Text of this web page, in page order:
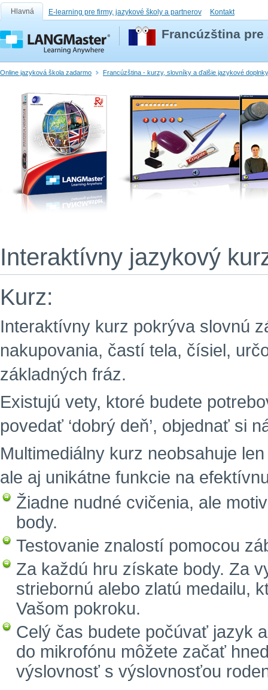
Hlavná E-learning pre firmy, jazykové školy a partnerov Kontakt
Francúzština
Online jazyková škola zadarmo Francúzština - kurzy, slovníky a ďalšie jazykové doplnky
Interaktívny jazykový
Kurz:
Interaktívny kurz pokrýva slovnú
nakupovania, častí tela, čísiel,
základných fráz.
Existujú vety, ktoré budete
povedať ‘dobrý deň’, objednať si
Multimediálny kurz neobsahuje
ale aj unikátne funkcie na
Žiadne nudné cvičenia, ale
body.
Testovanie znalostí pomocou
Za každú hru získate body. Za
striebornú alebo zlatú medailu,
Vašom pokroku.
Celý čas budete počúvať jazyk
do mikrofónu môžete začať
výslovnosť s výslovnosťou